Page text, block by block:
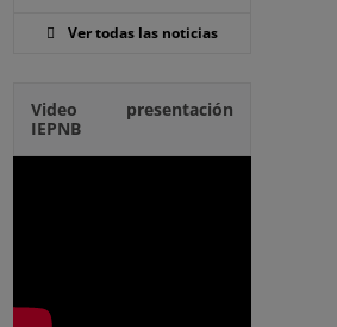
Ver todas las noticias
Video presentación
IEPNB